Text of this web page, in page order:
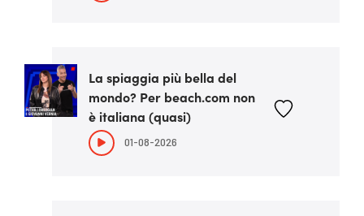
La spiaggia più bella del
mondo? Per beach.com non
è italiana (quasi)
01-08-2026